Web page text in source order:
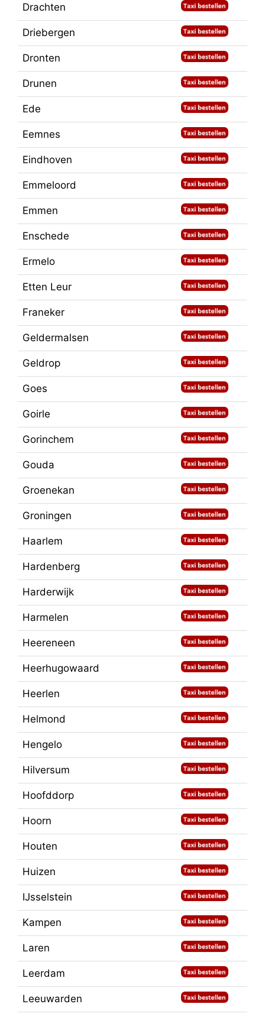
Drachten
Driebergen
Dronten
Drunen
Ede
Eemnes
Eindhoven
Emmeloord
Emmen
Enschede
Ermelo
Etten Leur
Franeker
Geldermalsen
Geldrop
Goes
Goirle
Gorinchem
Gouda
Groenekan
Groningen
Haarlem
Hardenberg
Harderwijk
Harmelen
Heereneen
Heerhugowaard
Heerlen
Helmond
Hengelo
Hilversum
Hoofddorp
Hoorn
Houten
Huizen
IJsselstein
Kampen
Laren
Leerdam
Leeuwarden